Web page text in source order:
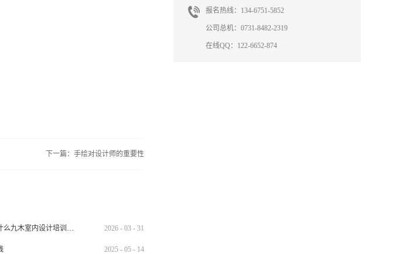
报名热线：134-6751-5852
公司总机：0731-8482-2319
在线QQ：122-6652-874
下一篇： 手绘对设计师的重要性
长沙学校草图渲染为什么九木室内设计培训机构好？ 2026 - 03 - 31
2025 - 05 - 14